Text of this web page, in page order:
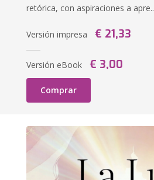
retórica, con aspiraciones a
Versión impresa € 21,33
Versión eBook € 3,00
Comprar